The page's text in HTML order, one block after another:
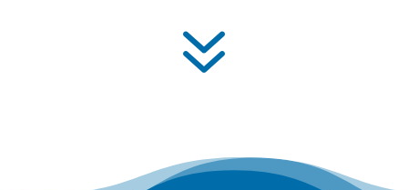
7